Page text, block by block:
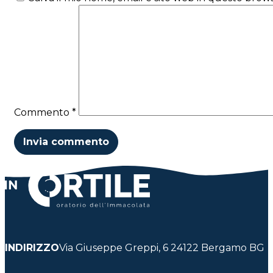
Commento *
INDIRIZZOVia Giuseppe Greppi, 6 24122 Bergamo BG